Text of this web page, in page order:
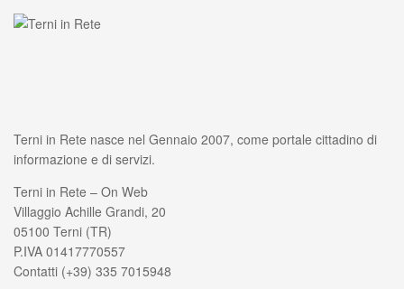
Terni in Rete nasce nel Gennaio 2007, come portale cittadino di
informazione e di servizi.
Terni in Rete – On Web
Villaggio Achille Grandi, 20
05100 Terni (TR)
P.IVA 01417770557
Contatti (+39) 335 7015948